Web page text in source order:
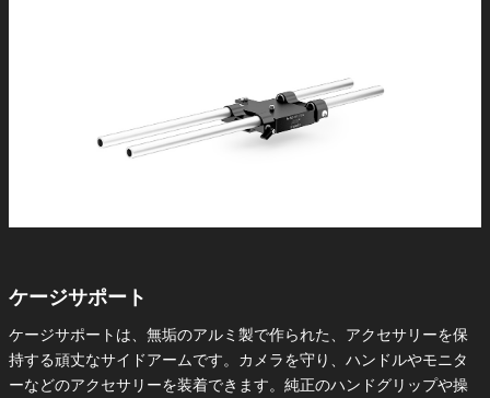
ケージサポート
ケージサポートは、無垢のアルミ製で作られた、アクセサリーを保
持する頑丈なサイドアームです。カメラを守り、ハンドルやモニタ
ーなどのアクセサリーを装着できます。純正のハンドグリップや操